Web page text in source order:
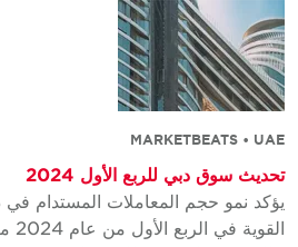
MARKETBEATS • UAE
تحديث سوق دبي للربع الأول 2024
يؤكد نمو حجم المعاملات المستدام في
القوية